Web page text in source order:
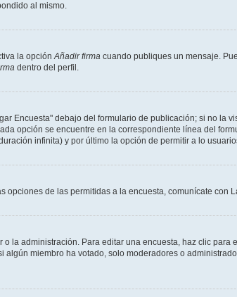
al mismo.
la opciónAñadir firma cuando publiques un mensaje.
dentro del perfil.
Encuesta" debajo del formulario de publicación; si no la
opción se encuentre en la correspondiente línea del
infinita) y por último la opción de permitir a lo
de las permitidas a la encuesta, comunícate con
administración. Para editar una encuesta, haz clic
miembro ha votado, solo moderadores o